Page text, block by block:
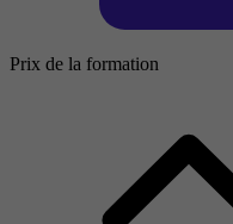
Prix de la formation